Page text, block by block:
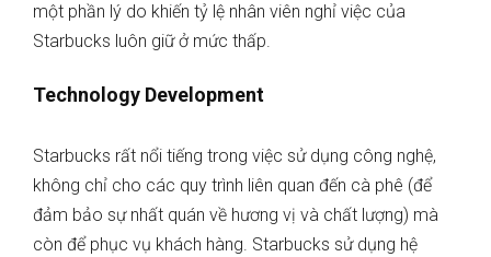
một phần lý do khiến tỷ lệ nhân viên nghỉ việc của
Starbucks luôn giữ ở mức thấp.
Technology Development
Starbucks rất nổi tiếng trong việc sử dụng công nghệ,
không chỉ cho các quy trình liên quan đến cà phê (để
đảm bảo sự nhất quán về hương vị và chất lượng) mà
còn để phục vụ khách hàng. Starbucks sử dụng hệ